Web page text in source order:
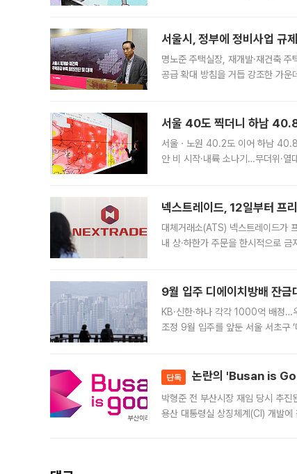
서울시, 정부에 정비사업 규
명노준 주택실장, 재개발·재건축
공급 확대 방침을 거듭 강조한 가운
서울 40도 찍더니 하남
서울ㆍ노원 40.2도 이어 하남
안 비 시작·내륙 소나기…무더위·
넥스트레이드, 12일부터 프
대체거래소(ATS) 넥스트레이드가
내 상·하한가 주문을 한시적으로
9월 입주 디에이치방배 잔
KB·신한·하나 각각 1000억 배정…
조정 9월 입주를 앞둔 서울 서초구
단독 논란의 'Busan is
박형준 전 부산시장 재임 당시 추
용산 대통령실 상징체계(CI) 개발